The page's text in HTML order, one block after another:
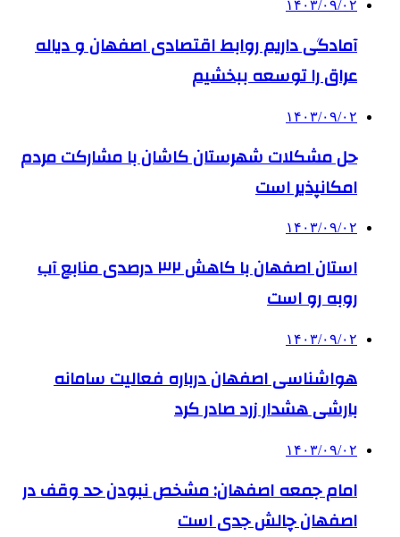
۱۴۰۳/۰۹/۰۲
آمادگی داریم روابط اقتصادی اصفهان و دیاله
عراق را توسعه ببخشیم
۱۴۰۳/۰۹/۰۲
حل مشکلات شهرستان کاشان با مشارکت مردم
امکانپذیر است
۱۴۰۳/۰۹/۰۲
استان اصفهان با کاهش ۳۲ درصدی منابع آب
روبه رو است
۱۴۰۳/۰۹/۰۲
هواشناسی اصفهان درباره فعالیت سامانه
بارشی هشدار زرد صادر کرد
۱۴۰۳/۰۹/۰۲
امام جمعه اصفهان: مشخص نبودن حد وقف در
اصفهان چالش جدی است